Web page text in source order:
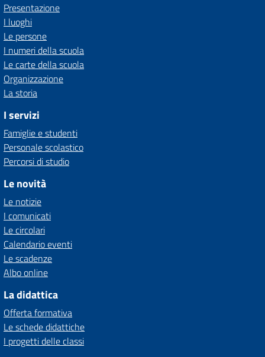
Presentazione
I luoghi
Le persone
I numeri della scuola
Le carte della scuola
Organizzazione
La storia
I servizi
Famiglie e studenti
Personale scolastico
Percorsi di studio
Le novità
Le notizie
I comunicati
Le circolari
Calendario eventi
Le scadenze
Albo online
La didattica
Offerta formativa
Le schede didattiche
I progetti delle classi